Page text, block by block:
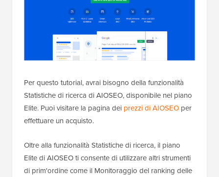
Per questo tutorial, avrai bisogno della funzionalità
Statistiche di ricerca di AIOSEO, disponibile nel piano
Elite. Puoi visitare la pagina dei prezzi di AIOSEO per
effettuare un acquisto.
Oltre alla funzionalità Statistiche di ricerca, il piano
Elite di AIOSEO ti consente di utilizzare altri strumenti
di prim'ordine come il Monitoraggio del ranking delle